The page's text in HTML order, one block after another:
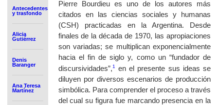
Antecedentes
y trasfondo
Alicia
Gutiérrez
Denis
Baranger
Ana Teresa
Martínez
Pierre Bourdieu es uno de los autores más
citados en las ciencias sociales y humanas
(CSH) practicadas en la Argentina. Desde
finales de la década de 1970, las apropiaciones
son variadas; se multiplican exponencialmente
hacia el fin de siglo y, como un “fundador de
discursividades”,1
en el presente sus ideas se
diluyen por diversos escenarios de producción
simbólica. Para comprender el proceso a través
del cual su figura fue marcando presencia en la